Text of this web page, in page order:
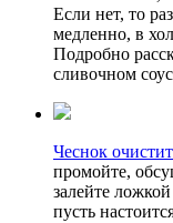
Если нет, то
медленно, в
Подробно
сливочном
Чеснок
промойте,
залейте
пусть